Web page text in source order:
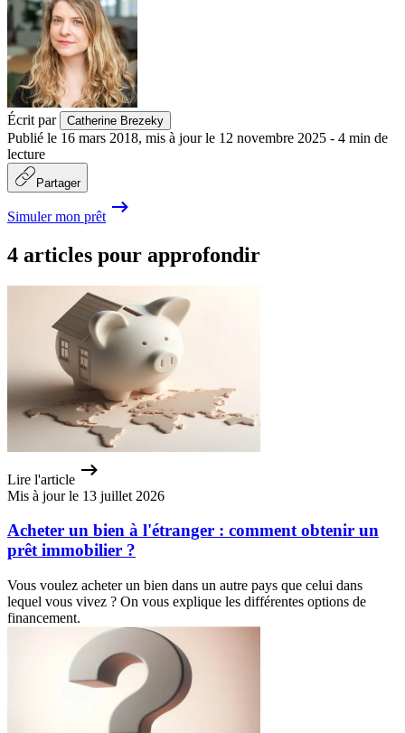
Écrit par Catherine Brezeky
Publié le 16 mars 2018, mis à jour le 12 novembre 2025 - 4 min de
lecture
Partager
Simuler mon prêt
4 articles pour approfondir
Lire l'article
Mis à jour le 13 juillet 2026
Acheter un bien à l'étranger : comment obtenir un
prêt immobilier ?
Vous voulez acheter un bien dans un autre pays que celui dans
lequel vous vivez ? On vous explique les différentes options de
financement.